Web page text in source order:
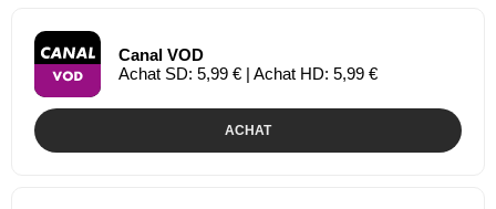
Canal VOD
Achat SD: 5,99 € | Achat HD: 5,99 €
ACHAT